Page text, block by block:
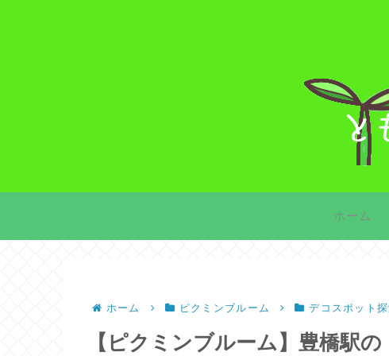
ホーム
ホーム ピクミンブルーム デコスポット
【ピクミンブルーム】豊橋駅